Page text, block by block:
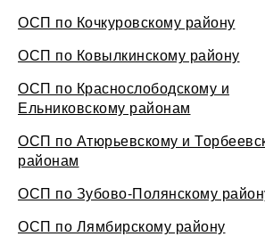
ОСП по Кочкуровскому району
ОСП по Ковылкинскому району
ОСП по Краснослободскому и
Ельниковскому районам
ОСП по Атюрьевскому и
районам
ОСП по Зубово-Полянскому
ОСП по Лямбирскому району